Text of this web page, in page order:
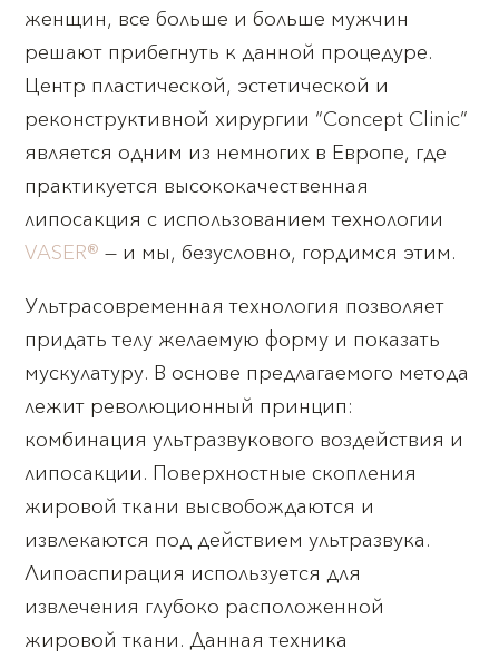
женщин, все больше и больше мужчин
решают прибегнуть к данной процедуре.
Центр пластической, эстетической и
реконструктивной хирургии “Concept Clinic”
является одним из немногих в Европе, где
практикуется высококачественная
липосакция с использованием технологии
VASER® — и мы, безусловно, гордимся этим.
Ультрасовременная технология позволяет
придать телу желаемую форму и показать
мускулатуру. В основе предлагаемого метода
лежит революционный принцип:
комбинация ультразвукового воздействия и
липосакции. Поверхностные скопления
жировой ткани высвобождаются и
извлекаются под действием ультразвука.
Липоаспирация используется для
извлечения глубоко расположенной
жировой ткани. Данная техника